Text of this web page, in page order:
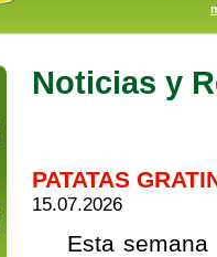
Noticias y
PATATAS
15.07.2026
Esta semana